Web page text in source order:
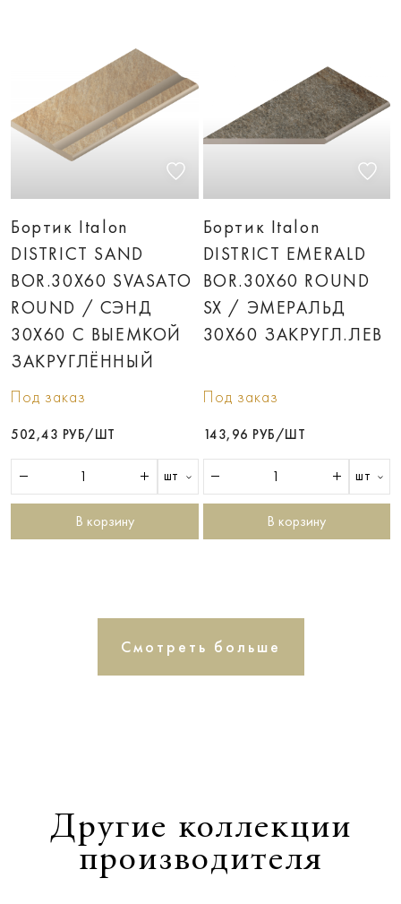
Бортик Italon
DISTRICT SAND
BOR.30X60 SVASATO
ROUND / СЭНД
30X60 С ВЫЕМКОЙ
ЗАКРУГЛЁННЫЙ
Под заказ
502,43 РУБ/ШТ
шт
В корзину
Бортик Italon
DISTRICT EMERALD
BOR.30X60 ROUND
SX / ЭМЕРАЛЬД
30X60 ЗАКРУГЛ.ЛЕВ
Под заказ
143,96 РУБ/ШТ
шт
В корзину
Смотреть больше
Другие коллекции
производителя